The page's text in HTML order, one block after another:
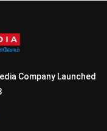
Company Launched